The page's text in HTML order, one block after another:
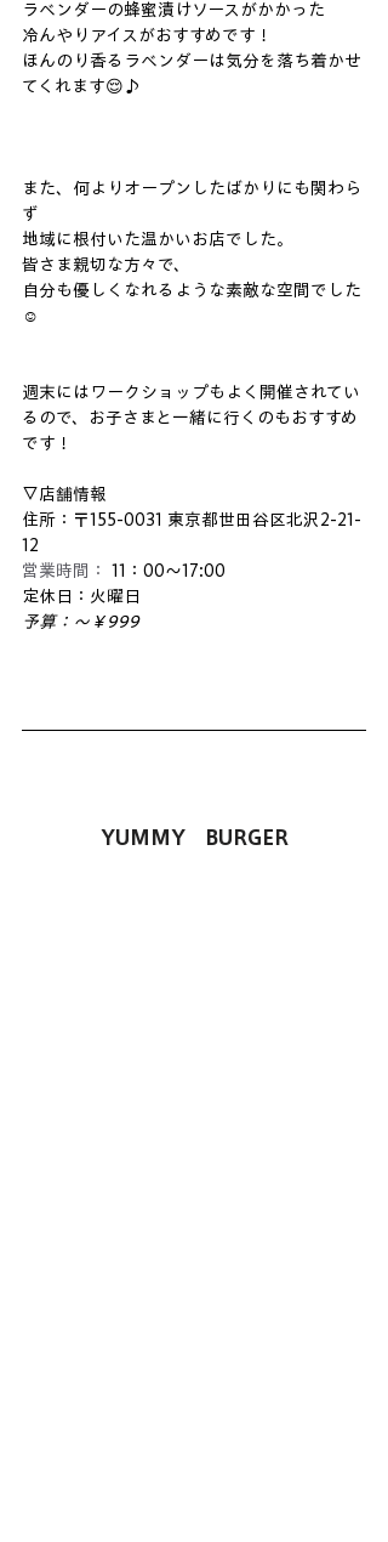
ラベンダーの蜂蜜漬けソースがかかった
冷んやりアイスがおすすめです！
ほんのり香るラベンダーは気分を落ち着かせ
てくれます😌♪
また、何よりオープンしたばかりにも関わら
ず
地域に根付いた温かいお店でした。
皆さま親切な方々で、
自分も優しくなれるような素敵な空間でした
☺️
週末にはワークショップもよく開催されてい
るので、お子さまと一緒に行くのもおすすめ
です！
▽店舗情報
住所：〒155-0031 東京都世田谷区北沢2-21-
12
営業時間：
11：00〜17:00
定休日：火曜日
予算：～￥999
YUMMY　BURGER